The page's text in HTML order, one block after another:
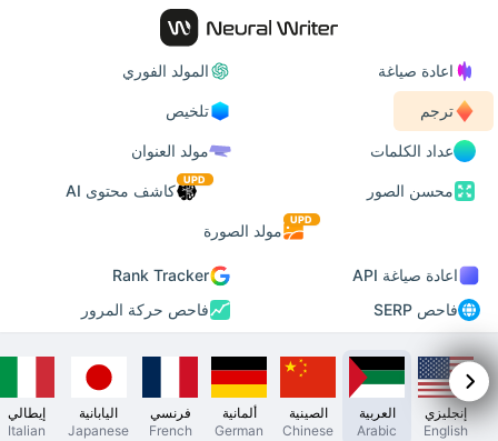
اعادة صياغة المولد الفوري
ترجم تلخيص
عداد الكلمات مولد العنوان
محسن الصور كاشف محتوى AI
UPD
مولد الصورة
UPD
اعادة صياغة API
Rank Tracker
فاحص SERP
فاحص حركة المرور
إنجليزي
English
العربية
Arabic
الصينية
Chinese
ألمانية
German
فرنسي
French
اليابانية
Japanese
إيطالي
Italian